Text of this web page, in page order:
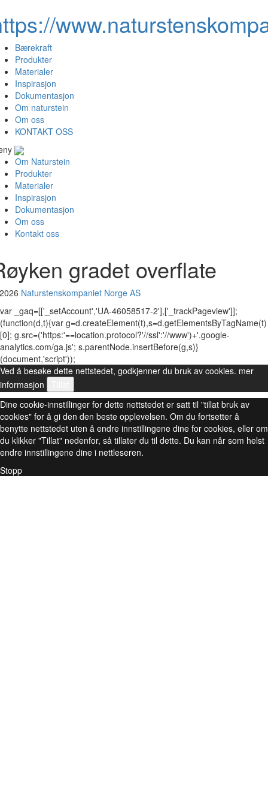
Bærekraft
Produkter
Materialer
Inspirasjon
Dokumentasjon
Om naturstein
Om oss
KONTAKT OSS
Om Naturstein
Produkter
Materialer
Inspirasjon
Dokumentasjon
Om oss
Kontakt oss
gradet overflate
Naturstenskompaniet Norge AS
var _gaq=[['_setAccount','UA-46058517-2'],['_trackPageview']];
(function(d,t){var g=d.createElement(t),s=d.getElementsByTagName(t)
[0]; g.src=('https:'==location.protocol?'//ssl':'//www')+'.google-
analytics.com/ga.js'; s.parentNode.insertBefore(g,s)}
(document,'script'));
Ved å besøke dette nettstedet, godkjenner du bruk av cookies. mer
informasjon
Dine cookie-innstillinger for dette nettstedet er satt til "tillat bruk av
cookies" for å gi den den beste opplevelsen. Om du fortsetter å
benytte nettstedet uten å endre innstillingene dine for cookies, eller om
du klikker "Tillat" nedenfor, så tillater du til dette. Du kan når som helst
endre innstillingene dine i nettleseren.
Stopp